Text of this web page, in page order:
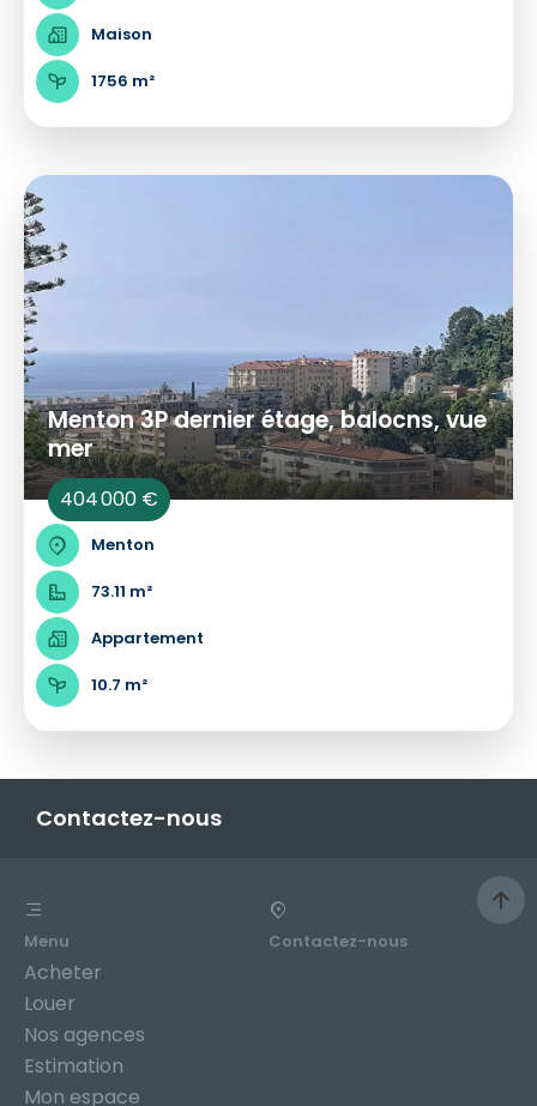
Maison
1756 m²
Menton 3P dernier étage, balocns, vue
mer
404 000 €
Menton
73.11 m²
Appartement
10.7 m²
Contactez-nous
Menu
Acheter
Louer
Nos agences
Estimation
Mon espace
Contactez-nous